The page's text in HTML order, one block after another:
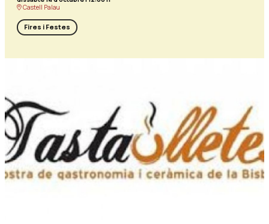
Castell Palau
Fires i Festes